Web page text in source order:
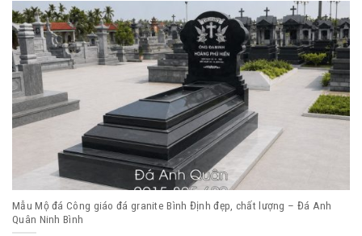
Mẫu Mộ đá Công giáo đá granite Bình Định đẹp, chất lượng – Đá Anh
Quân Ninh Bình